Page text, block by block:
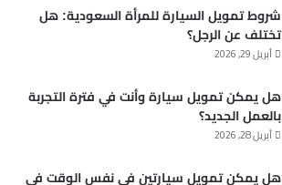
شروط تمويل السيارة للمرأة السعودية: هل
تختلف عن الرجل؟
أبريل 29, 2026
هل يمكن تمويل سيارة وأنت في فترة التجربة
بالعمل الجديد؟
أبريل 28, 2026
هل يمكن تمويل سيارتين في نفس الوقت في